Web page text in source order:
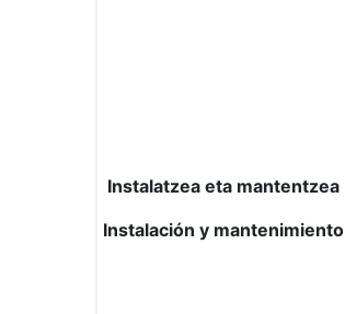
Instalatzea eta mantentzea
Instalación y mantenimiento